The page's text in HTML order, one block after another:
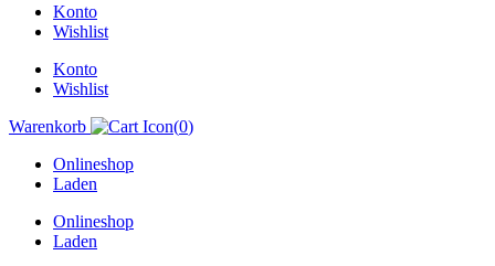
Skip
Konto
Wishlist
Konto
Wishlist
Warenkorb
(0)
Onlineshop
Laden
Onlineshop
Laden